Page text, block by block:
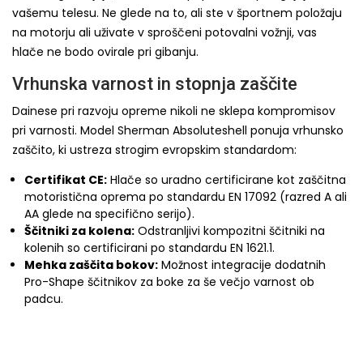
vašemu telesu. Ne glede na to, ali ste v športnem položaju
na motorju ali uživate v sproščeni potovalni vožnji, vas
hlače ne bodo ovirale pri gibanju.
Vrhunska varnost in stopnja zaščite
Dainese pri razvoju opreme nikoli ne sklepa kompromisov
pri varnosti. Model Sherman Absoluteshell ponuja vrhunsko
zaščito, ki ustreza strogim evropskim standardom:
Certifikat CE: Hlače so uradno certificirane kot zaščitna
motoristična oprema po standardu EN 17092 (razred A ali
AA glede na specifično serijo).
Ščitniki za kolena: Odstranljivi kompozitni ščitniki na
kolenih so certificirani po standardu EN 1621.1.
Mehka zaščita bokov: Možnost integracije dodatnih
Pro-Shape ščitnikov za boke za še večjo varnost ob
padcu.